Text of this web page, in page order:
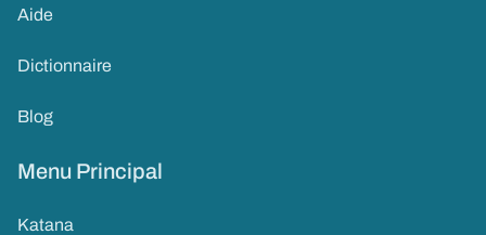
Aide
Dictionnaire
Blog
Menu Principal
Katana